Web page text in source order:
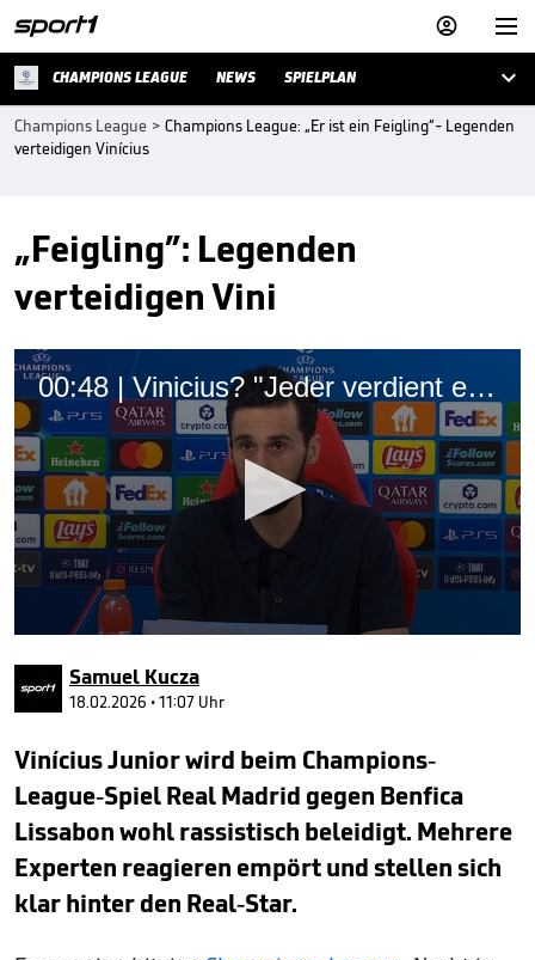


CHAMPIONS LEAGUE NEWS SPIELPLAN 
Champions League > Champions League: „Er ist ein Feigling“- Legenden
verteidigen Vinícius
„Feigling”: Legenden
verteidigen Vini
00:48 | Vinicius? "Jeder verdient eine Antwort auf diese Frage"
seconds
of
48
seconds
Samuel Kucza
18.02.2026 • 11:07 Uhr
Vinícius Junior wird beim Champions-
League-Spiel Real Madrid gegen Benfica
Lissabon wohl rassistisch beleidigt. Mehrere
Experten reagieren empört und stellen sich
klar hinter den Real-Star.